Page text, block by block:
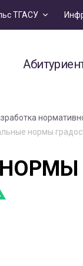
ТГАСУ
нормы